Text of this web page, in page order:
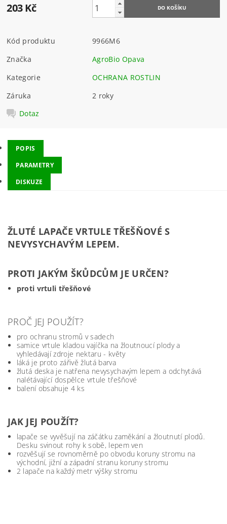
203 Kč
Kód produktu
9966M6
Značka
AgroBio Opava
Kategorie
OCHRANA ROSTLIN
Záruka
2 roky
Dotaz
POPIS
PARAMETRY
DISKUZE
ŽLUTÉ LAPAČE VRTULE TŘEŠŇOVÉ S
NEVYSYCHAVÝM LEPEM.
PROTI JAKÝM ŠKŮDCŮM JE URČEN?
proti vrtuli třešňové
PROČ JEJ POUŽÍT?
pro ochranu stromů v sadech
samice vrtule kladou vajíčka na žloutnoucí plody a
vyhledávají zdroje nektaru - květy
láká je proto zářivě žlutá barva
žlutá deska je natřena nevysychavým lepem a odchytává
nalétávající dospělce vrtule třešňové
balení obsahuje 4 ks
JAK JEJ POUŽÍT?
lapače se vyvěšují na záčátku zaměkání a žloutnutí plodů.
Desku svinout rohy k sobě, lepem ven
rozvěšují se rovnoměrně po obvodu koruny stromu na
východní, jižní a západní stranu koruny stromu
2 lapače na každý metr výšky stromu